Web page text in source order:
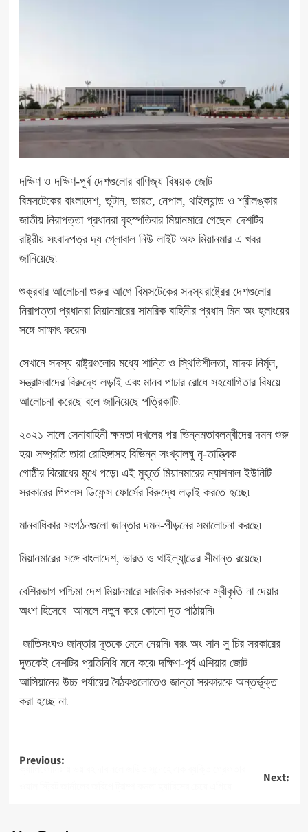
দক্ষিণ ও দক্ষিণ-পূর্ব দেশগুলোর বাণিজ্য বিষয়ক জোট
বিমসটেকের বাংলাদেশ, ভূটান, ভারত, নেপাল, থাইল্যান্ড ও শ্রীলঙ্কার
জাতীয় নিরাপত্তা প্রধানরা বৃহস্পতিবার মিয়ানমারে গেছেন৷ দেশটির
রাষ্ট্রীয় সংবাদপত্র দ্য গ্লোবাল নিউ লাইট অফ মিয়ানমার এ খবর
জানিয়েছে৷
শুক্রবার আলোচনা শুরুর আগে বিমসটেকের সদস্যরাষ্ট্রের দেশগুলোর
নিরাপত্তা প্রধানরা মিয়ানমারের সামরিক বাহিনীর প্রধান মিন অং হ্লাংয়ের
সঙ্গে সাক্ষাৎ করেন৷
সেখানে সদস্য রাষ্ট্রগুলোর মধ্যে শান্তি ও স্থিতিশীলতা, মাদক নির্মূল,
সন্ত্রাসবাদের বিরুদ্ধে লড়াই এবং মানব পাচার রোধে সহযোগিতার বিষয়ে
আলোচনা করেছে বলে জানিয়েছে পত্রিকাটি৷
২০২১ সালে সেনাবাহিনী ক্ষমতা দখলের পর ভিন্নমতাবলম্বীদের দমন শুরু
হয়৷ সম্প্রতি তারা রোহিঙ্গাসহ বিভিন্ন সংখ্যালঘু নৃ-তাত্ত্বিক
গোষ্ঠীর বিরোধের মুখে পড়ে৷ এই মুহূর্তে মিয়ানমারের ন্যাশনাল ইউনিটি
সরকারের পিপলস ডিফেন্স ফোর্সের বিরুদ্ধে লড়াই করতে হচ্ছে৷
মানবাধিকার সংগঠনগুলো জান্তার দমন-পীড়নের সমালোচনা করছে৷
মিয়ানমারের সঙ্গে বাংলাদেশ, ভারত ও থাইল্যান্ডের সীমান্ত রয়েছে৷
বেশিরভাগ পশ্চিমা দেশ মিয়ানমারে সামরিক সরকারকে স্বীকৃতি না দেয়ার
অংশ হিসেবে আমলে নতুন করে কোনো দূত পাঠায়নি৷
জাতিসংঘও জান্তার দূতকে মেনে নেয়নি৷ বরং অং সান সু চির সরকারের
দূতকেই দেশটির প্রতিনিধি মনে করে৷ দক্ষিণ-পূর্ব এশিয়ার জোট
আসিয়ানের উচ্চ পর্যায়ের বৈঠকগুলোতেও জান্তা সরকারকে অন্তর্ভূক্ত
করা হচ্ছে না৷
Post
Previous:
ক্যালিফোর্নিয়ায় ভয়াবহ দাবানলে জড়িত সন্দেহে এক ব্যক্তি গ্রেফতার
Next: